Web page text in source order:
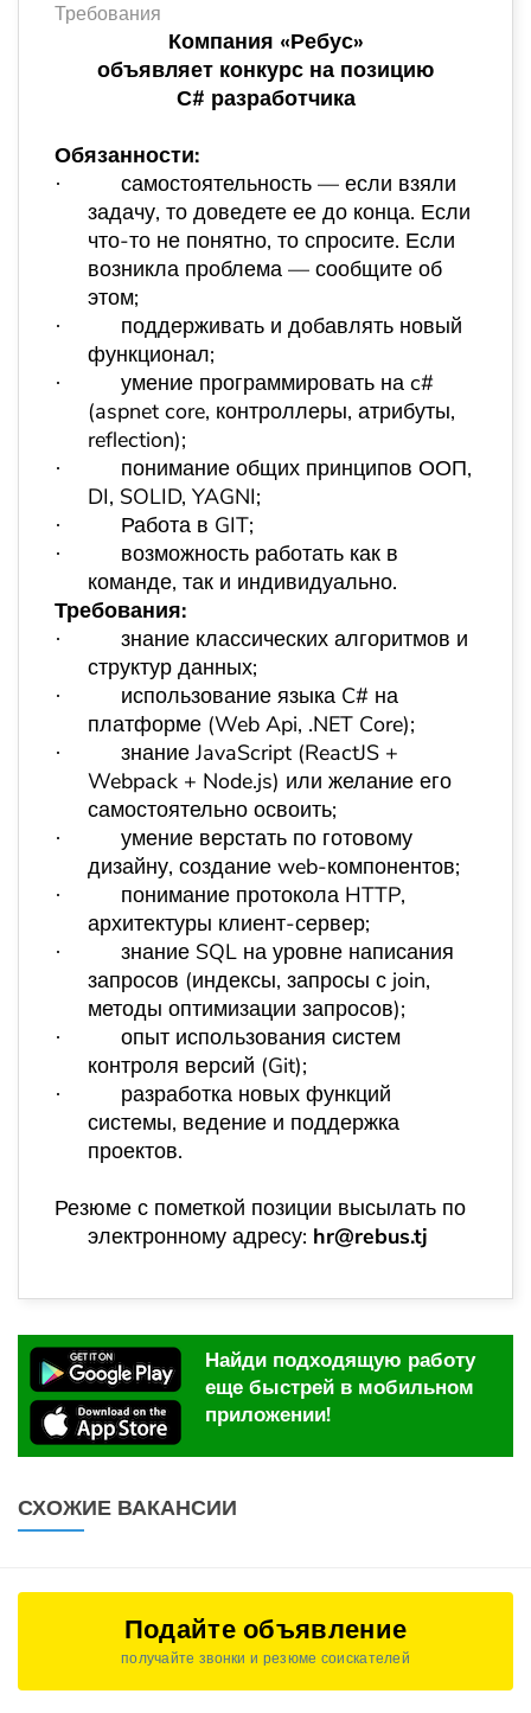
Требования
Компания «Ребус»
объявляет конкурс на позицию
С# разработчика
Обязанности:
·
самостоятельность — если взяли
задачу, то доведете ее до конца. Если
что-то не понятно, то спросите. Если
возникла проблема — сообщите об
этом;
·
поддерживать и добавлять новый
функционал;
·
умение программировать на c#
(aspnet core, контроллеры, атрибуты,
reflection);
·
понимание общих принципов ООП,
DI, SOLID, YAGNI;
· Работа в GIT;
·
возможность работать как в
команде, так и индивидуально.
Требования:
·
знание классических алгоритмов и
структур данных;
· использование языка C# на
платформе (Web Api, .NET Core);
·
знание JavaScript (ReactJS +
Webpack + Node.js) или желание его
самостоятельно освоить;
·
умение верстать по готовому
дизайну, создание web-компонентов;
·
понимание протокола HTTP,
архитектуры клиент-сервер;
·
знание SQL на уровне написания
запросов (индексы, запросы с join,
методы оптимизации запросов);
·
опыт использования систем
контроля версий (Git);
·
разработка новых функций
системы, ведение и поддержка
проектов.
Резюме с пометкой позиции высылать по
электронному адресу: hr@rebus.tj
Найди подходящую работу
еще быстрей в мобильном
приложении!
СХОЖИЕ ВАКАНСИИ
Подайте объявление
получайте звонки и резюме соискателей